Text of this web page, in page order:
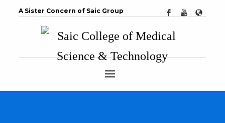
A Sister Concern of Saic Group